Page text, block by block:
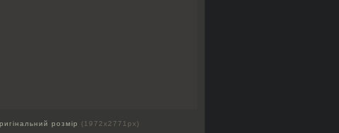
розмір (1972x2771px)